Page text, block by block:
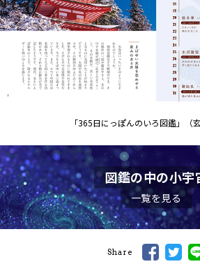
「365日にっぽんのいろ図鑑」（
図鑑の中の小宇
一覧を見る
Share